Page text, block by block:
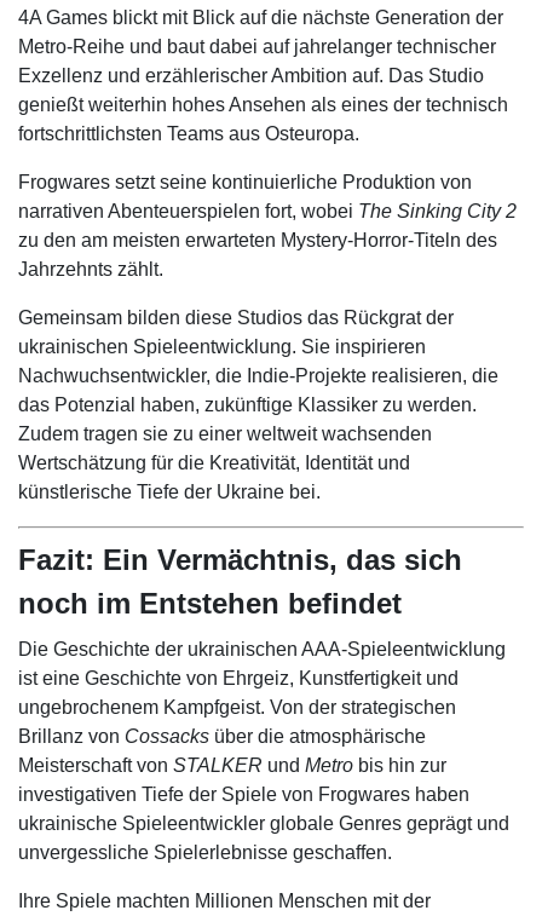
4A Games blickt mit Blick auf die nächste Generation der
Metro-Reihe und baut dabei auf jahrelanger technischer
Exzellenz und erzählerischer Ambition auf. Das Studio
genießt weiterhin hohes Ansehen als eines der technisch
fortschrittlichsten Teams aus Osteuropa.
Frogwares setzt seine kontinuierliche Produktion von
narrativen Abenteuerspielen fort, wobei The Sinking City 2
zu den am meisten erwarteten Mystery-Horror-Titeln des
Jahrzehnts zählt.
Gemeinsam bilden diese Studios das Rückgrat der
ukrainischen Spieleentwicklung. Sie inspirieren
Nachwuchsentwickler, die Indie-Projekte realisieren, die
das Potenzial haben, zukünftige Klassiker zu werden.
Zudem tragen sie zu einer weltweit wachsenden
Wertschätzung für die Kreativität, Identität und
künstlerische Tiefe der Ukraine bei.
Fazit: Ein Vermächtnis, das sich
noch im Entstehen befindet
Die Geschichte der ukrainischen AAA-Spieleentwicklung
ist eine Geschichte von Ehrgeiz, Kunstfertigkeit und
ungebrochenem Kampfgeist. Von der strategischen
Brillanz von Cossacks über die atmosphärische
Meisterschaft von STALKER und Metro bis hin zur
investigativen Tiefe der Spiele von Frogwares haben
ukrainische Spieleentwickler globale Genres geprägt und
unvergessliche Spielerlebnisse geschaffen.
Ihre Spiele machten Millionen Menschen mit der